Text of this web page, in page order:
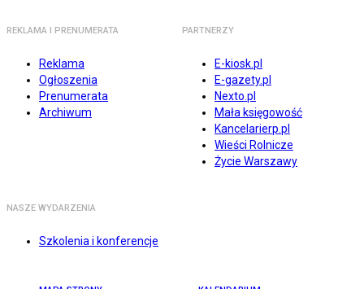
REKLAMA I PRENUMERATA
Reklama
Ogłoszenia
Prenumerata
Archiwum
PARTNERZY
E-kiosk.pl
E-gazety.pl
Nexto.pl
Mała księgowość
Kancelarierp.pl
Wieści Rolnicze
Życie Warszawy
NASZE WYDARZENIA
Szkolenia i konferencje